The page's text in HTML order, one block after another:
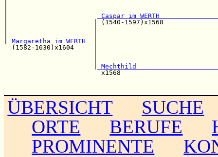
Caspar im WERTH
|                      | (1540-1597)x1568
Margaretha im WERTH
(1582-1630)x1604     |
Mechthild
x1568
ÜBERSICHT
SUCHE
ORTE
BERUFE
PROMINENTE